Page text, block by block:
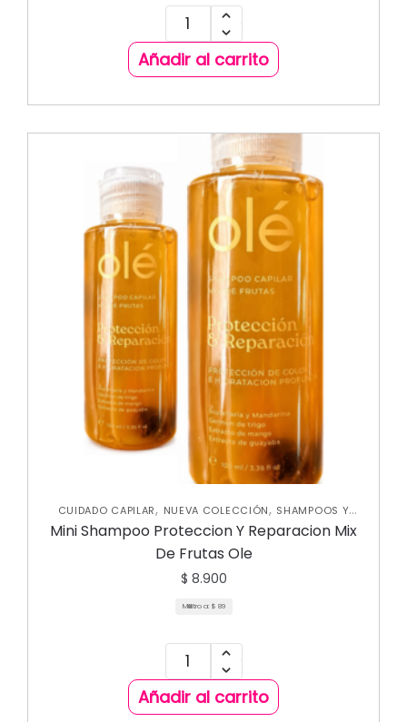
Añadir al carrito
CUIDADO CAPILAR, NUEVA COLECCIÓN, SHAMPOOS Y
ACONDICIONADORES
Mini Shampoo Proteccion Y Reparacion Mix
De Frutas Ole
$ 8.900
Mililitro a: $ 89
Añadir al carrito